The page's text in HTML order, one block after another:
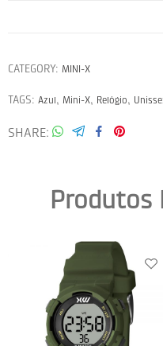
CATEGORY: MINI-X
TAGS: Azul, Mini-X, Relógio,
SHARE
Produtos